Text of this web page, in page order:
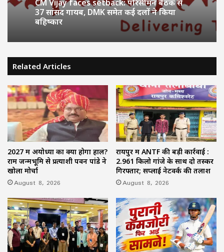
CM Vijay faces setback: परिसीमन बैठक से
37 सांसद गायब, DMK समेत कई दलों ने किया
बहिष्कार
Related Articles
2027 में अयोध्या का क्या होगा हाल?
राम जन्मभूमि से प्रत्याशी पवन पांडे ने
खोला मोर्चा
August 8, 2026
रायपुर में ANTF की बड़ी कार्रवाई :
2.961 किलो गांजे के साथ दो तस्कर
गिरफ्तार; सप्लाई नेटवर्क की तलाश
August 8, 2026